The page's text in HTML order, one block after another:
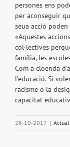
persones ens
per aconseguir
seua acció
«Aquestes
col·lectives
família, les
Com a cloenda
l’educació. Si
racisme o la
capacitat
26-10-2017 |